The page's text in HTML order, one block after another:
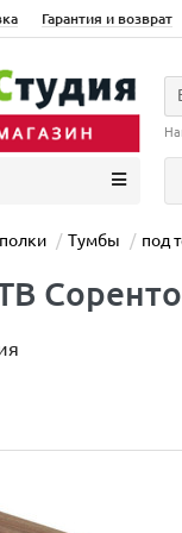
Гарантия и возврат
Тумбы под